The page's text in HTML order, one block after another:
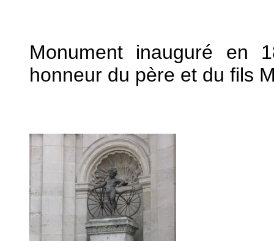
Monument inauguré en
honneur du père et du fils